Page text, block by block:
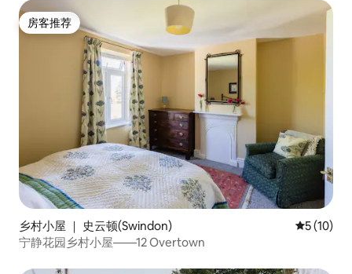
房客推荐
房客推荐
乡村小屋 ｜ 史云顿(Swindon) 平均评分
5 (10)
宁静花园乡村小屋——12 Overtown